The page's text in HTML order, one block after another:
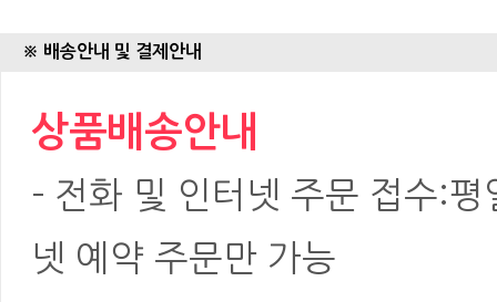
※ 배송안내 및 결제안내
상품배송안내
- 전화 및 인터넷 주문 접수:
넷 예약 주문만 가능